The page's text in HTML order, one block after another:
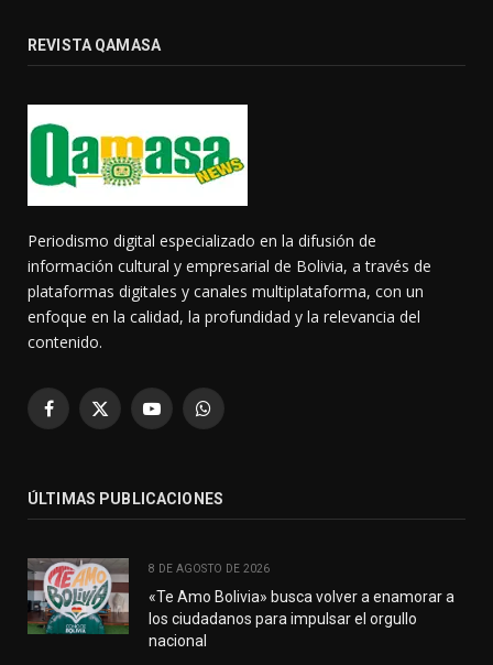
REVISTA QAMASA
Periodismo digital especializado en la difusión de
información cultural y empresarial de Bolivia, a través de
plataformas digitales y canales multiplataforma, con un
enfoque en la calidad, la profundidad y la relevancia del
contenido.
Facebook
X
YouTubeWhatsApp
ÚLTIMAS PUBLICACIONES
8 DE AGOSTO DE 2026
«Te Amo Bolivia» busca volver a enamorar a
los ciudadanos para impulsar el orgullo
nacional